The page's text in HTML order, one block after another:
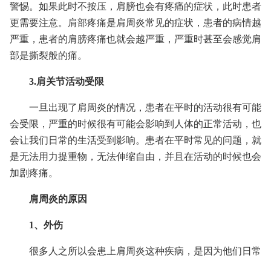
警惕。如果此时不按压，肩膀也会有疼痛的症状，此时患者
更需要注意。肩部疼痛是肩周炎常见的症状，患者的病情越
严重，患者的肩膀疼痛也就会越严重，严重时甚至会感觉肩
部是撕裂般的痛。
3.肩关节活动受限
一旦出现了肩周炎的情况，患者在平时的活动很有可能
会受限，严重的时候很有可能会影响到人体的正常活动，也
会让我们日常的生活受到影响。患者在平时常见的问题，就
是无法用力提重物，无法伸缩自由，并且在活动的时候也会
加剧疼痛。
肩周炎的原因
1、外伤
很多人之所以会患上肩周炎这种疾病，是因为他们日常